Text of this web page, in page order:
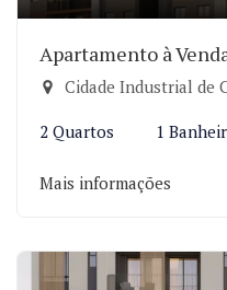
Apartamento à
Cidade Industrial de
2 Quartos 1
Mais informações